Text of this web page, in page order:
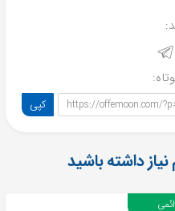
https://offemoon.com/ کپی
داشته باشید